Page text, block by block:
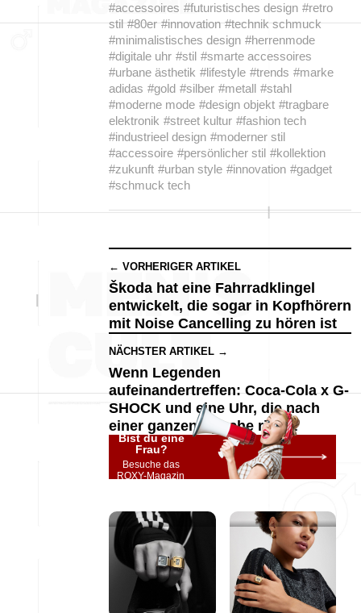
#accessoires #futuristisches design #retro
stil #80er #innovation #technik schmuck
#minimalistisches design #herrenmode
#digitale uhr #stil #smarte accessoires
#urbane ästhetik #lifestyle #trends #marke
adidas #gold #silber #metall #stahl
#moderne mode #design objekt #tragbare
elektronik #street kultur #fashion tech
#industrieel design #moderner stil
#accessoire #persönlicher stil #kollektion
#zukunft #urban style #innovation #gadget
#schmuck tech
← VORHERIGER ARTIKEL
Škoda hat eine Fahrradklingel
entwickelt, die sogar in Kopfhörern
mit Noise Cancelling zu hören ist
NÄCHSTER ARTIKEL →
Wenn Legenden
aufeinandertreffen: Coca-Cola x G-
SHOCK und eine Uhr, die nach
einer ganzen Epoche riecht
Bist du eine
Frau?
Besuche das
ROXY-Magazin